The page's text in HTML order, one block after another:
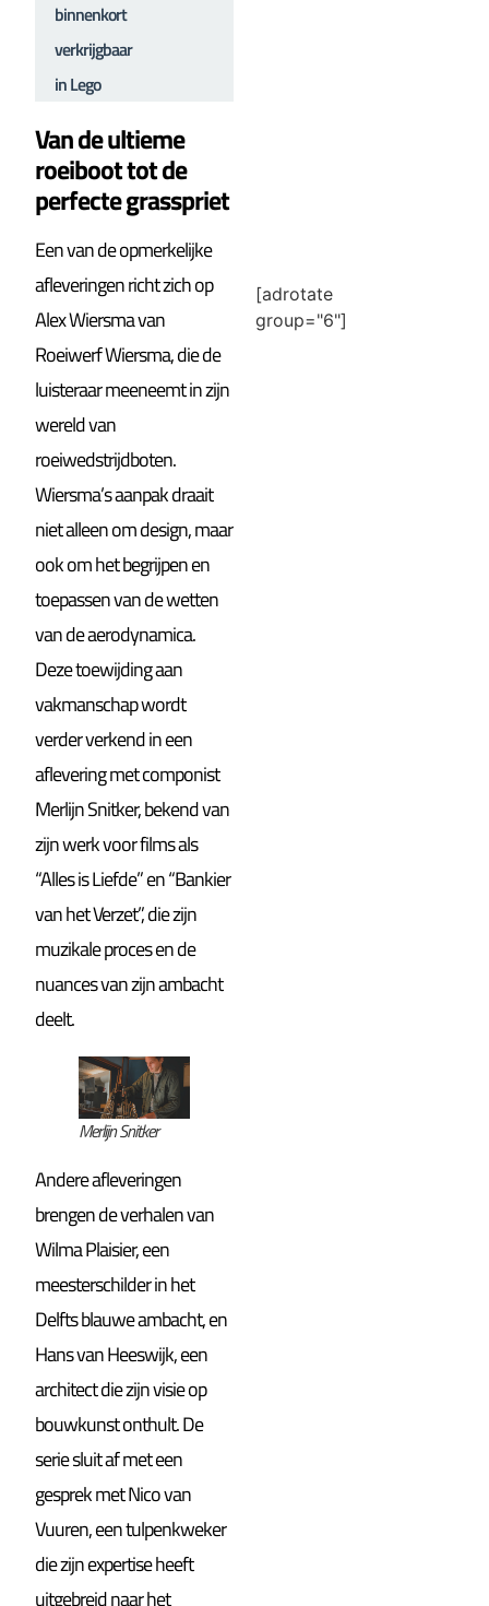
binnenkort
verkrijgbaar
in Lego
Van de ultieme
roeiboot tot de
perfecte grasspriet
Een van de opmerkelijke
afleveringen richt zich op
Alex Wiersma van
Roeiwerf Wiersma, die de
luisteraar meeneemt in zijn
wereld van
roeiwedstrijdboten.
Wiersma’s aanpak draait
niet alleen om design, maar
ook om het begrijpen en
toepassen van de wetten
van de aerodynamica.
Deze toewijding aan
vakmanschap wordt
verder verkend in een
aflevering met componist
Merlijn Snitker, bekend van
zijn werk voor films als
“Alles is Liefde” en “Bankier
van het Verzet”, die zijn
muzikale proces en de
nuances van zijn ambacht
deelt.
Merlijn Snitker
Andere afleveringen
brengen de verhalen van
Wilma Plaisier, een
meesterschilder in het
Delfts blauwe ambacht, en
Hans van Heeswijk, een
architect die zijn visie op
bouwkunst onthult. De
serie sluit af met een
gesprek met Nico van
Vuuren, een tulpenkweker
die zijn expertise heeft
uitgebreid naar het
[adrotate
group="6"]